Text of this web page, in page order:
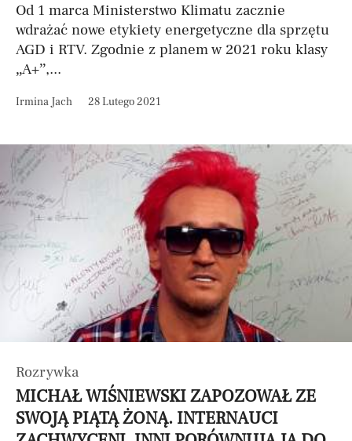
Od 1 marca Ministerstwo Klimatu zacznie
wdrażać nowe etykiety energetyczne dla sprzętu
AGD i RTV. Zgodnie z planem w 2021 roku klasy
„A+”,...
Irmina Jach 28 Lutego 2021
Rozrywka
MICHAŁ WIŚNIEWSKI ZAPOZOWAŁ ZE
SWOJĄ PIĄTĄ ŻONĄ. INTERNAUCI